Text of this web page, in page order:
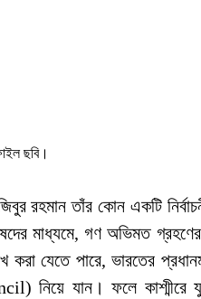
ছবি।
রহমান তাঁর কোন একটি
মাধ্যমে, গণ অভিমত
যেতে পারে, ভারতের
নিয়ে যান। ফলে কাশ্মীরে